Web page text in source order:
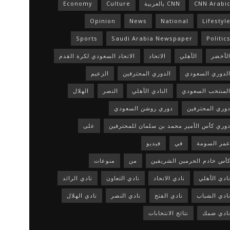
CNN Arabic CNN بالعربية Culture
Economy
Lifestyle
National
News
Opinion
Politics
Saudi Arabia Newspaper
Sports
الأخضر الأهلي الاتحاد الاتحاد السعودي لكرة القدم
الدوري السعودي الدوري المحترفين الزعيم
المنتخب السعودي النادي الأهلي النصر الهلال
دوري المحترفين دوري روشن السعودي
دوري كأس الأمير محمد بن سلمان للمحترفين على
عمر السومة في فيديو
كأس خادم الحرمين الشريفين من منوعات
نادي الأهلي نادي الاتحاد نادي التعاون نادي الرائد
نادي الشباب نادي الفتح نادي النصر نادي الهلال
نادي ضمك نتائج الانتخابات